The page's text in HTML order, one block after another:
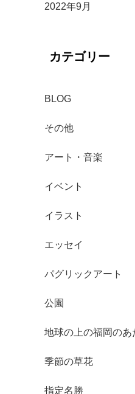
2022年9月
カテゴリー
BLOG
その他
アート・音楽
イベント
イラスト
エッセイ
パグリックアート
公園
地球の上の福岡のあ
季節の草花
指定名勝